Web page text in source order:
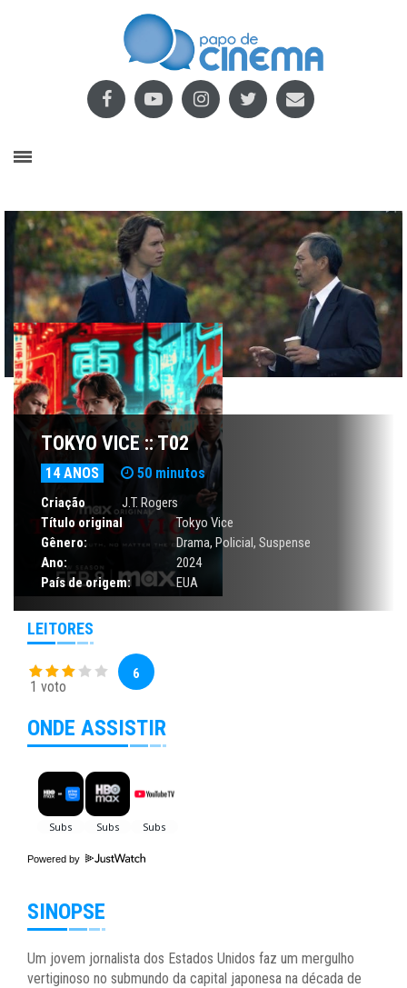
TOKYO VICE :: T02
14 ANOS 50 minutos
Criação
J.T. Rogers
Título original
Tokyo Vice
Gênero:
Drama, Policial, Suspense
Ano:
2024
País de origem:
EUA
LEITORES
1 voto
6
ONDE ASSISTIR
Powered by
SINOPSE
Um jovem jornalista dos Estados Unidos faz um mergulho
vertiginoso no submundo da capital japonesa na década de